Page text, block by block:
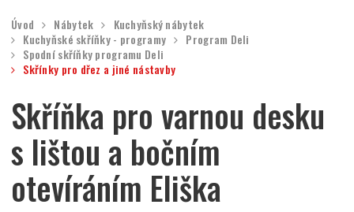
Úvod Nábytek
Kuchyňský nábytek
Kuchyňské skříňky - programy
Program Deli
Spodní skříňky programu Deli
Skřínky pro dřez a jiné nástavby
Skříňka pro varnou desku
s lištou a bočním
otevíráním Eliška